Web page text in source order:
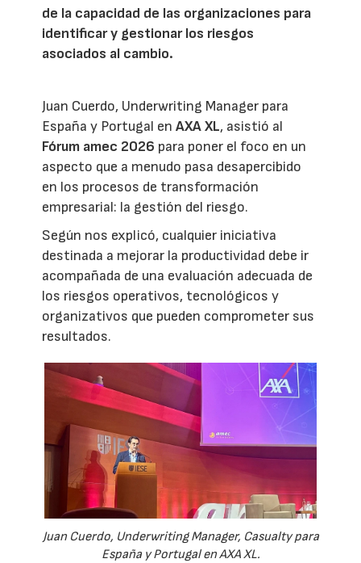
de la capacidad de las organizaciones para
identificar y gestionar los riesgos
asociados al cambio.
Juan Cuerdo, Underwriting Manager para
España y Portugal enAXA XL, asistió al
Fórum amec 2026 para poner el foco en un
aspecto que a menudo pasa desapercibido
en los procesos de transformación
empresarial: la gestión del riesgo.
Según nos explicó, cualquier iniciativa
destinada a mejorar la productividad debe ir
acompañada de una evaluación adecuada de
los riesgos operativos, tecnológicos y
organizativos que pueden comprometer sus
resultados.
Juan Cuerdo, Underwriting Manager, Casualty para
España y Portugal en AXA XL.